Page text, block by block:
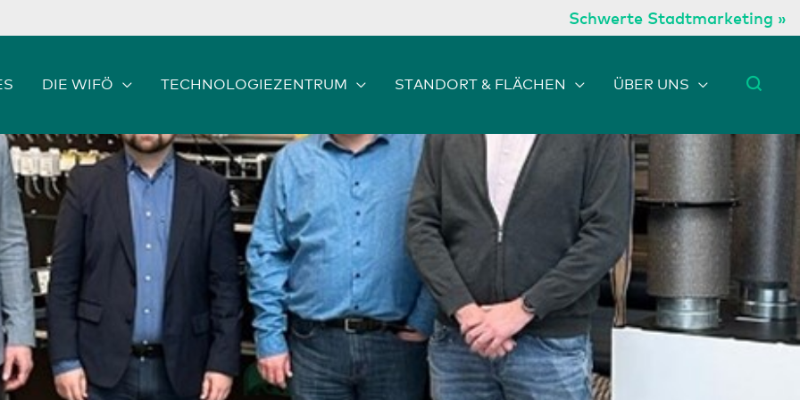
Schwerte Stadtmarketing »
DIE WIFÖ TECHNOLOGIEZENTRUM STANDORT & FLÄCHEN ÜBER UNS